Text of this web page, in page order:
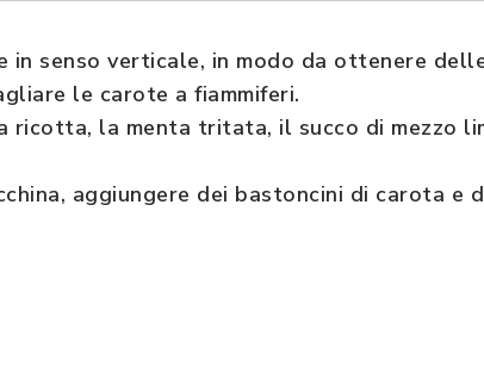
in senso verticale, in modo da ottenere
le carote a fiammiferi.
ricotta, la menta tritata, il succo di mezzo
aggiungere dei bastoncini di carota e